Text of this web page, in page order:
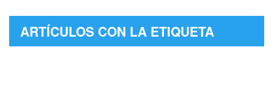
ARTÍCULOS CON LA ETIQUETA